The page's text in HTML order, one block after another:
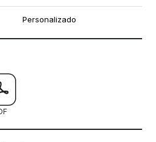
Personalizado
como utilizar os nossos gabaritos